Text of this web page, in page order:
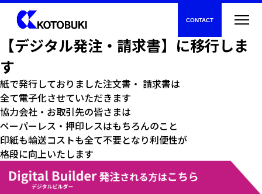
CONTACT
新着情報
協力会社の皆様へ
2025年4月より注文書・請求書は
【デジタル発注・請求書】に移行しま
す
紙で発行しておりました注文書・ 請求書は
全て電子化させていただきます
協力会社・お取引先の皆さまは
ペーパーレス・押印レスはもちろんのこと
印紙も輸送コストも全て不要となり利便性が
格段に向上いたします